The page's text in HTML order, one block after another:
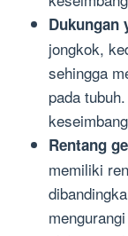
Dukungan
jongkok,
sehingga
pada
Rentang
memiliki